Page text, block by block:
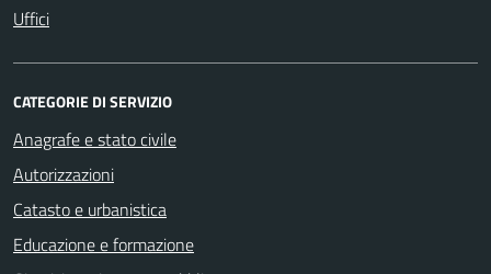
Uffici
CATEGORIE DI SERVIZIO
Anagrafe e stato civile
Autorizzazioni
Catasto e urbanistica
Educazione e formazione